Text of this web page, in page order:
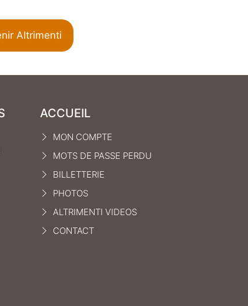
Altrimenti
ACCUEIL
MON COMPTE
MOTS DE PASSE PERDU
BILLETTERIE
PHOTOS
ALTRIMENTI VIDEOS
CONTACT